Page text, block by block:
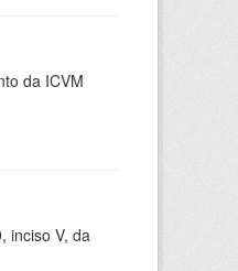
da ICVM
inciso V, da